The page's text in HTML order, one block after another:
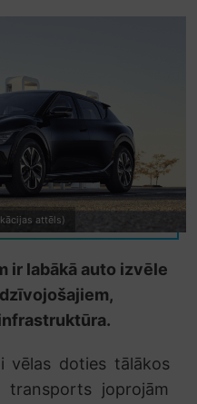
attēls)
ir labākā auto izvēle
vēlas doties tālākos
transports joprojām